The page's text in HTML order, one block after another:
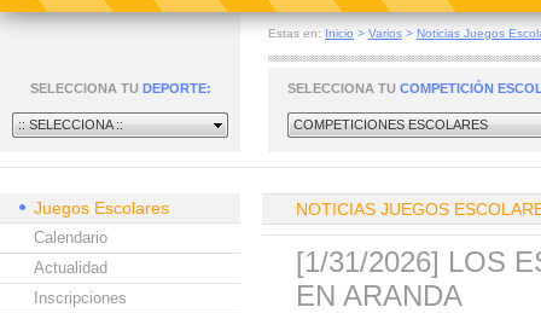
Estas en: Inicio > Varios > Noticias Juegos
SELECCIONA TU DEPORTE:
:: SELECCIONA ::
SELECCIONA TU COMPETICIÓN
COMPETICIONES ESCOLARES
Juegos Escolares
Calendario
Actualidad
Inscripciones
NOTICIAS JUEGOS
[1/31/2026] LOS
EN ARANDA